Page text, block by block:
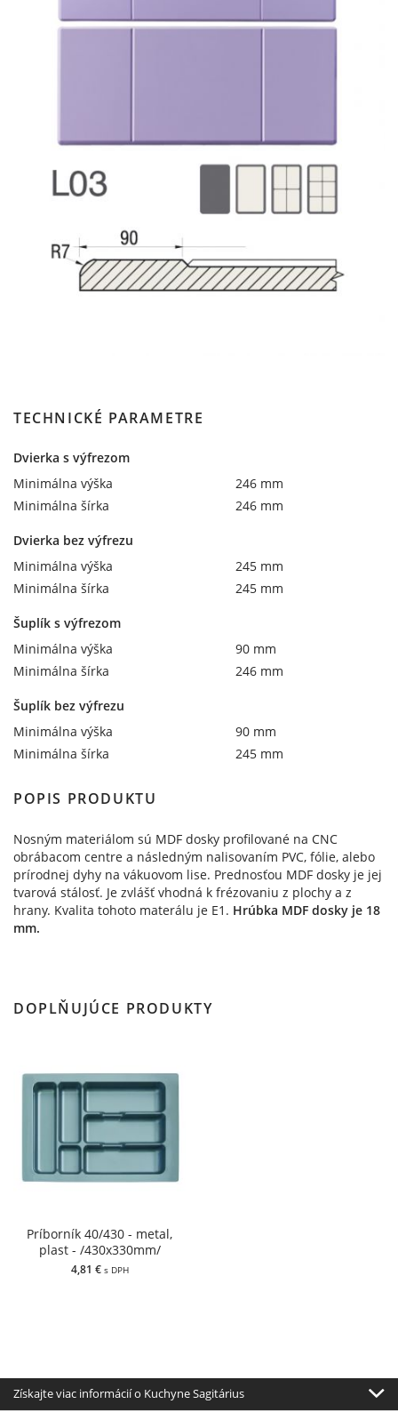
TECHNICKÉ PARAMETRE
Dvierka s výfrezom
Minimálna výška
246 mm
Minimálna šírka
246 mm
Dvierka bez výfrezu
Minimálna výška
245 mm
Minimálna šírka
245 mm
Šuplík s výfrezom
Minimálna výška
90 mm
Minimálna šírka
246 mm
Šuplík bez výfrezu
Minimálna výška
90 mm
Minimálna šírka
245 mm
POPIS PRODUKTU
Nosným materiálom sú MDF dosky profilované na CNC
obrábacom centre a následným nalisovaním PVC, fólie, alebo
prírodnej dyhy na vákuovom lise. Prednosťou MDF dosky je jej
tvarová stálosť. Je zvlášť vhodná k frézovaniu z plochy a z
hrany. Kvalita tohoto materálu je E1. Hrúbka MDF dosky je 18
mm.
DOPLŇUJÚCE PRODUKTY
Príborník 40/430 - metal,
plast - /430x330mm/
4,81 € s DPH
Získajte viac informácií o Kuchyne Sagitárius